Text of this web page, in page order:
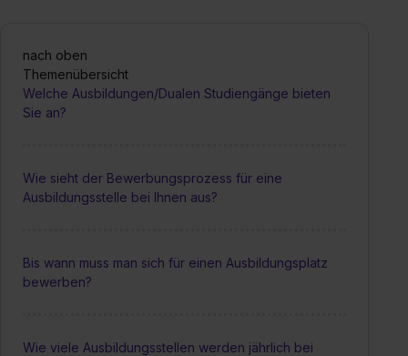
nach oben
Themenübersicht
Welche Ausbildungen/Dualen Studiengänge bieten
Sie an?
Wie sieht der Bewerbungsprozess für eine
Ausbildungsstelle bei Ihnen aus?
Bis wann muss man sich für einen Ausbildungsplatz
bewerben?
Wie viele Ausbildungsstellen werden jährlich bei